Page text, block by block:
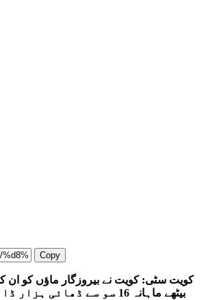
Copy
کویت سٹی: کویت نے بیروزگار ماؤں کو ان
بیٹھے ماہانہ 16 سو سے ڈھائی